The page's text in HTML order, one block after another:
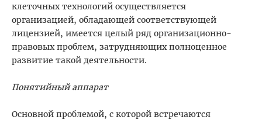
клеточных технологий осуществляется
организацией, обладающей соответствующей
лицензией, имеется целый ряд организационно-
правовых проблем, затрудняющих полноценное
развитие такой деятельности.
Понятийный аппарат
Основной проблемой, с которой встречаются